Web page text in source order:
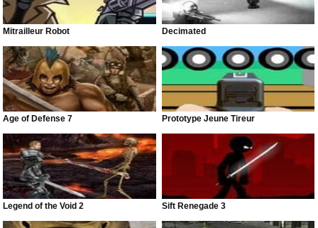
Mitrailleur Robot Decimated
Age of Defense 7 Prototype Jeune Tireur
Legend of the Void 2 Sift Renegade 3